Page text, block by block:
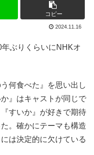
コピー
2024.11.16
年ぶりくらいにNHKオ
何食べた』を思い出し
』はキャストが同じで
すいか』が好きで期待
。確かにテーマも構造
は決定的に欠けている